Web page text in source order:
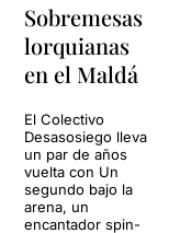
Sobremesas
lorquianas
en el Maldá
El Colectivo
Desasosiego lleva
un par de años
vuelta con Un
segundo bajo la
arena, un
encantador spin-